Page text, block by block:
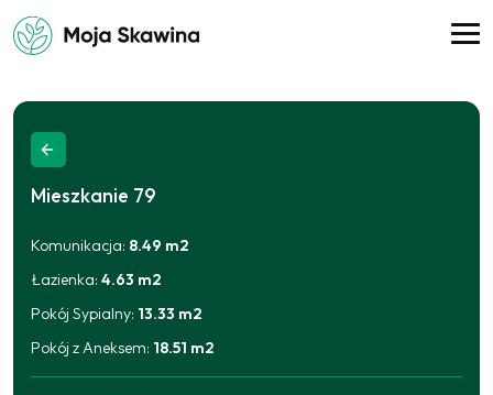
Mieszkanie 79
Komunikacja: 8.49 m2
Łazienka:4.63 m2
Pokój Sypialny: 13.33 m2
Pokój z Aneksem: 18.51 m2